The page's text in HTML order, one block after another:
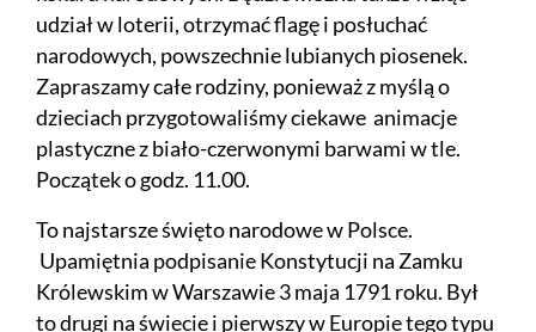
udział w loterii, otrzymać flagę i posłuchać
narodowych, powszechnie lubianych piosenek.
Zapraszamy całe rodziny, ponieważ z myślą o
dzieciach przygotowaliśmy ciekawe animacje
plastyczne z biało-czerwonymi barwami w tle.
Początek o godz. 11.00.
To najstarsze święto narodowe w Polsce.
Upamiętnia podpisanie Konstytucji na Zamku
Królewskim w Warszawie 3 maja 1791 roku. Był
to drugi na świecie i pierwszy w Europie tego typu